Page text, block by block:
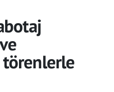
törenlerle